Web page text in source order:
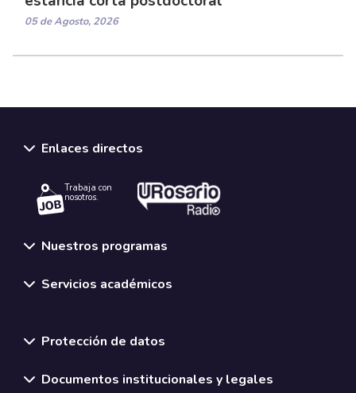
05 de Agosto, 2026
Enlaces directos
Trabaja con
nosotros.
Nuestros programas
Servicios académicos
Protección de datos
Documentos institucionales y legales